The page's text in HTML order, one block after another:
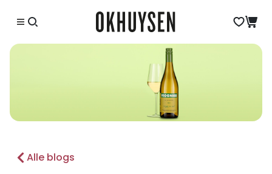
Alle blogs